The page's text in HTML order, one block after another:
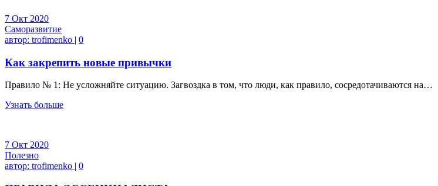
7 Окт 2020
Саморазвитие
автор: trofimenko | 0
Как закрепить новые привычки
Правило № 1: Не усложняйте ситуацию. Загвоздка в том, что люди, как правило, сосредотачиваются на…
Узнать больше
7 Окт 2020
Полезно
автор: trofimenko | 0